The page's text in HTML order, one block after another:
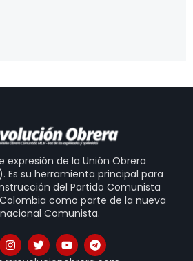
expresión de la Unión Obrera
Es su herramienta principal para
del Partido Comunista
como parte de la nueva
Comunista.